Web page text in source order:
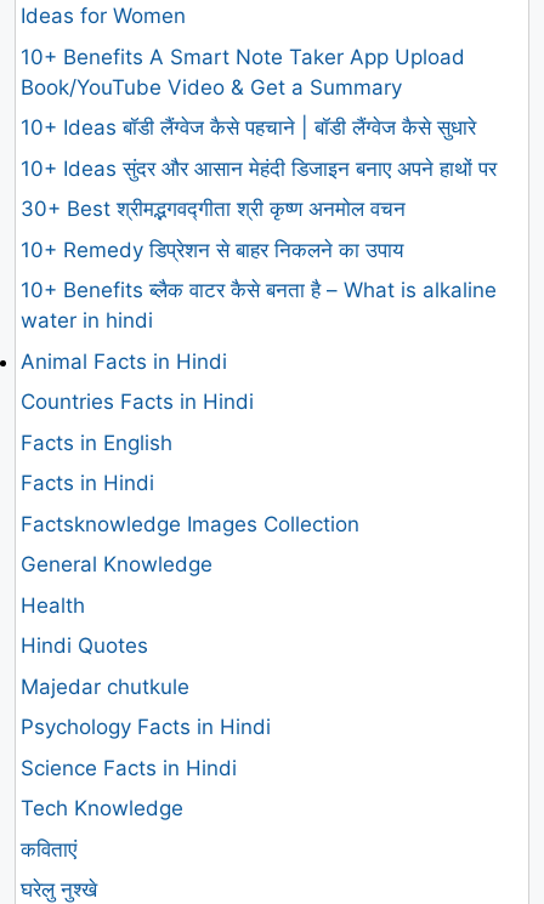
Ideas for Women
10+ Benefits A Smart Note Taker App Upload
Book/YouTube Video & Get a Summary
10+ Ideas बॉडी लैंग्वेज कैसे पहचाने | बॉडी लैंग्वेज कैसे सुधारे
10+ Ideas सुंदर और आसान मेहंदी डिजाइन बनाए अपने हाथों पर
30+ Best श्रीमद्भगवद्गीता श्री कृष्ण अनमोल वचन
10+ Remedy डिप्रेशन से बाहर निकलने का उपाय
10+ Benefits ब्लैक वाटर कैसे बनता है – What is alkaline
water in hindi
Animal Facts in Hindi
Countries Facts in Hindi
Facts in English
Facts in Hindi
Factsknowledge Images Collection
General Knowledge
Health
Hindi Quotes
Majedar chutkule
Psychology Facts in Hindi
Science Facts in Hindi
Tech Knowledge
कविताएं
घरेलु नुश्खे